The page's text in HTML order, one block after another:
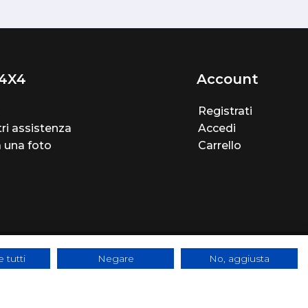
assistenza
una foto
Account
Registrati
Accedi
Carrello
tutti Negare No, aggiusta